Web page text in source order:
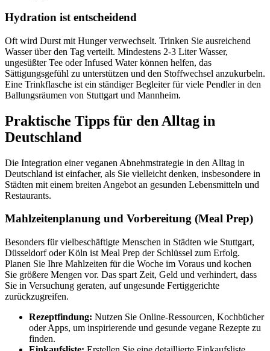
Hydration ist entscheidend
Oft wird Durst mit Hunger verwechselt. Trinken Sie ausreichend
Wasser über den Tag verteilt. Mindestens 2-3 Liter Wasser,
ungesüßter Tee oder Infused Water können helfen, das
Sättigungsgefühl zu unterstützen und den Stoffwechsel anzukurbeln.
Eine Trinkflasche ist ein ständiger Begleiter für viele Pendler in den
Ballungsräumen von Stuttgart und Mannheim.
Praktische Tipps für den Alltag in
Deutschland
Die Integration einer veganen Abnehmstrategie in den Alltag in
Deutschland ist einfacher, als Sie vielleicht denken, insbesondere in
Städten mit einem breiten Angebot an gesunden Lebensmitteln und
Restaurants.
Mahlzeitenplanung und Vorbereitung (Meal Prep)
Besonders für vielbeschäftigte Menschen in Städten wie Stuttgart,
Düsseldorf oder Köln ist Meal Prep der Schlüssel zum Erfolg.
Planen Sie Ihre Mahlzeiten für die Woche im Voraus und kochen
Sie größere Mengen vor. Das spart Zeit, Geld und verhindert, dass
Sie in Versuchung geraten, auf ungesunde Fertiggerichte
zurückzugreifen.
Rezeptfindung: Nutzen Sie Online-Ressourcen, Kochbücher
oder Apps, um inspirierende und gesunde vegane Rezepte zu
finden.